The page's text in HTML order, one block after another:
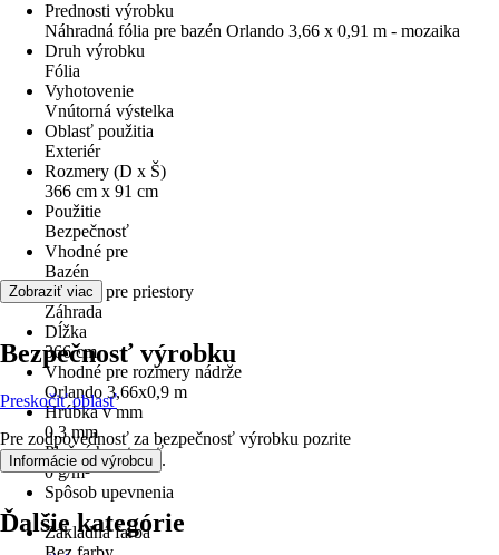
Prednosti výrobku
Náhradná fólia pre bazén Orlando 3,66 x 0,91 m - mozaika
Druh výrobku
Fólia
Vyhotovenie
Vnútorná výstelka
Oblasť použitia
Exteriér
Rozmery (D x Š)
366 cm x 91 cm
Použitie
Bezpečnosť
Vhodné pre
Bazén
Vhodné pre priestory
Záhrada
Dĺžka
366 cm
Vhodné pre rozmery nádrže
Orlando 3,66x0,9 m
Hrúbka v mm
0,3 mm
Plošná hmotnosť
0 g/m²
Spôsob upevnenia
-
Základná farba
Zobraziť viac
Bezpečnosť výrobku
Preskočiť oblasť
Pre zodpovednosť za bezpečnosť výrobku pozrite
Informácie od výrobcu .
Ďalšie kategórie